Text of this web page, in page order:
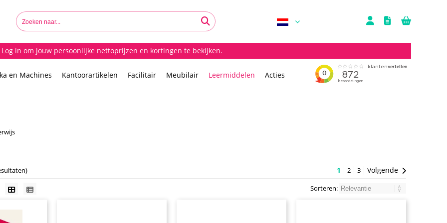
Log in om jouw persoonlijke nettoprijzen en kortingen te bekijken.
en Machines Kantoorartikelen Facilitair Meubilair Leermiddelen Acties
1 2 3 Volgende
Sorteren: